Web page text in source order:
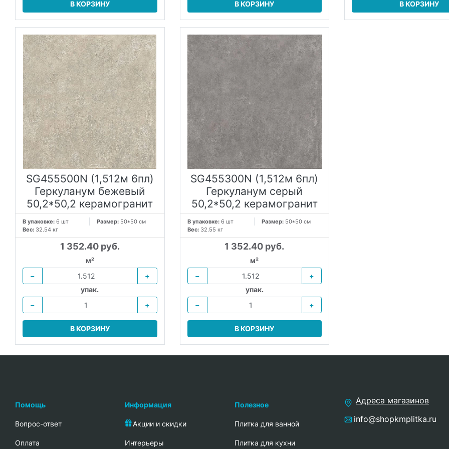
В КОРЗИНУ В КОРЗИНУ В КОРЗИНУ
SG455500N (1,512м 6пл)
Геркуланум бежевый
50,2*50,2 керамогранит
В упаковке: 6 шт Размер: 50*50 см
Вес: 32.54 кг
1 352.40 руб.
м²
−
+
упак.
−
+
В КОРЗИНУ
SG455300N (1,512м 6пл)
Геркуланум серый
50,2*50,2 керамогранит
В упаковке:6 шт Размер: 50*50 см
Вес: 32.55 кг
1 352.40 руб.
м²
−
+
упак.
−
+
В КОРЗИНУ
Помощь
Вопрос-ответ
Oплата
Информация
Акции и скидки
Интерьеры
Полезное
Плитка для ванной
Плитка для кухни
Адреса магазинов
info@shopkmplitka.ru